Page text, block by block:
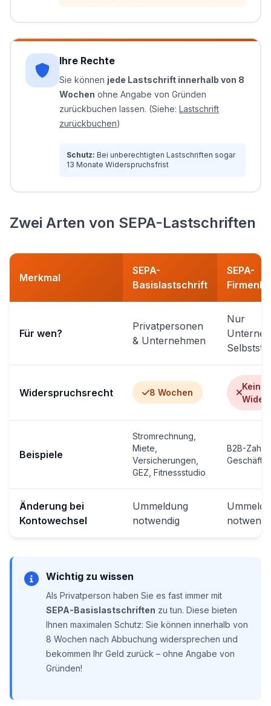
Ihre Rechte
Sie können jede Lastschrift innerhalb von 8
Wochen ohne Angabe von Gründen
zurückbuchen lassen. (Siehe: Lastschrift
zurückbuchen)
Schutz: Bei unberechtigten Lastschriften sogar
13 Monate Widerspruchsfrist
Zwei Arten von SEPA-Lastschriften
Merkmal
SEPA-
Basislastschrift
SEPA-
Für wen?
Privatpersonen
& Unternehmen
Nur
Widerspruchsrecht 8 Wochen
Kein
Beispiele
Stromrechnung,
Miete,
Versicherungen,
GEZ, Fitnessstudio
B2B-
Änderung bei
Kontowechsel
Ummeldung
notwendig
Wichtig zu wissen
Als Privatperson haben Sie es fast immer mit
SEPA-Basislastschriften zu tun. Diese bieten
Ihnen maximalen Schutz: Sie können innerhalb von
8 Wochen nach Abbuchung widersprechen und
bekommen Ihr Geld zurück – ohne Angabe von
Gründen!